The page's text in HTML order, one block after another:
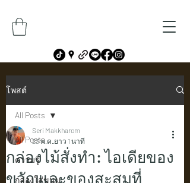
โพสต์
All Posts
ความรู้
กล่องใส่ขนม
All Posts
กล่องไม้สั่งทำ: ไอเดียของ
ขวัญและของสะสมที่
Seri Makkharom
23 พ.ค. ยาว 1 นาที